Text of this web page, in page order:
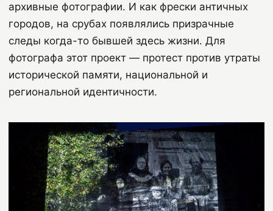
архивные фотографии. И как фрески античных
городов, на срубах появлялись призрачные
следы когда-то бывшей здесь жизни. Для
фотографа этот проект — протест против утраты
исторической памяти, национальной и
региональной идентичности.